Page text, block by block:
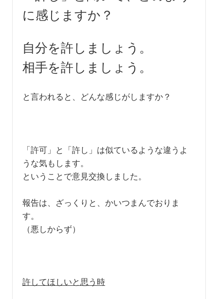
に感じますか？
自分を許しましょう。
相手を許しましょう。
と言われると、どんな感じがしますか？
「許可」と「許し」は似ているような違うよ
うな気もします。
ということで意見交換しました。
報告は、ざっくりと、かいつまんでおりま
す。
（悪しからず）
許してほしいと思う時